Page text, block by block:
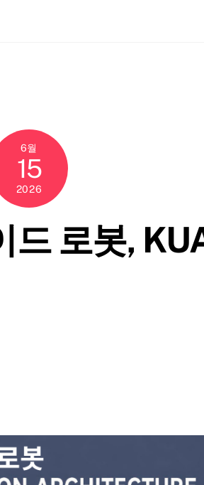
6월
15
2026
로봇,